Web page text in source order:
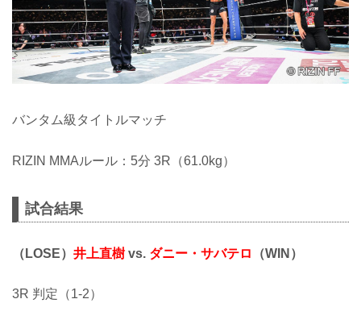
バンタム級タイトルマッチ
RIZIN MMAルール：5分 3R（61.0kg）
試合結果
（LOSE） 井上直樹 vs. ダニー・サバテロ （WIN）
3R 判定（1-2）